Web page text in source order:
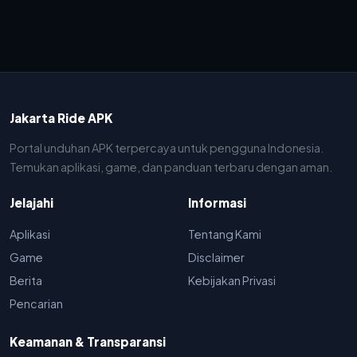
Jakarta Ride APK
Portal unduhan APK terpercaya untuk pengguna Indonesia.
Temukan aplikasi, game, dan panduan terbaru dengan aman.
Jelajahi
Aplikasi
Game
Berita
Pencarian
Informasi
Tentang Kami
Disclaimer
Kebijakan Privasi
Keamanan & Transparansi